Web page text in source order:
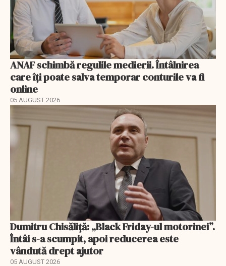
ANAF schimbă regulile medierii. Întâlnirea
care îți poate salva temporar conturile va fi
online
05 AUGUST 2026
Dumitru Chisăliță: „Black Friday-ul motorinei”.
Întâi s-a scumpit, apoi reducerea este
vândută drept ajutor
05 AUGUST 2026